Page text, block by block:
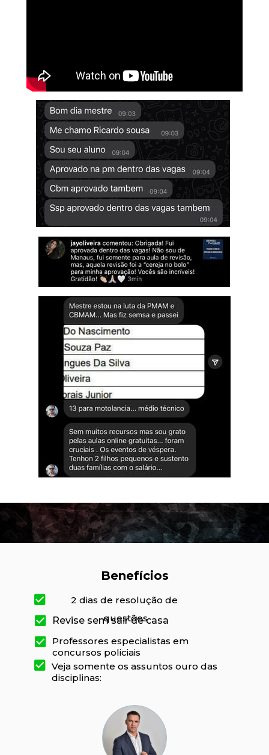
2 dias de resolução de
questões
Revise sem sair de casa
Professores especialistas em
concursos policiais
Veja somente os assuntos ouro das
disciplinas:
Benefícios